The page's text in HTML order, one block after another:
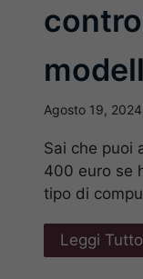
Agosto 19, 2024
Sai che puoi
400 euro se
tipo di
Leggi Tutto